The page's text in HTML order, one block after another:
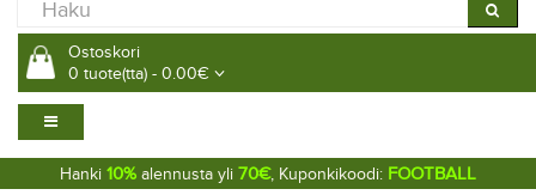
Ostoskori
0 tuote(tta) - 0.00€
Hanki 10% alennusta yli 70€, Kuponkikoodi: FOOTBALL